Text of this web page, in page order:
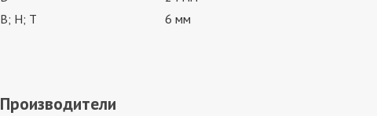
В; Н; Т
6 мм
Производители